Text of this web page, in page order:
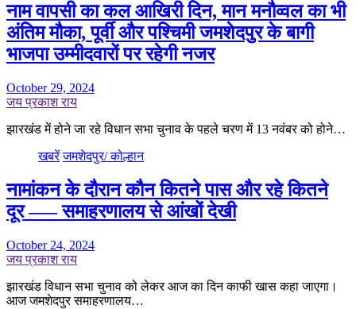
नाम वापसी का कल आखिरी दिन, मान मनौव्वल का भी
अंतिम मौका, पूर्वी और पश्चिमी जमशेदपुर के बागी
भाजपा उम्मीदवारों पर रहेगी नजर
October 29, 2024
जय प्रकाश राय
झारखंड में होने जा रहे विधान सभा चुनाव के पहले चरण में 13 नवंबर को होने…
खबरें जमशेदपुर/ कोल्हान
नामांकन के दौरान कौन कितने पास और रहे कितने
दूर —– समाहरणालय से आंखों देखी
October 24, 2024
जय प्रकाश राय
झारखंड विधान सभा चुनाव को लेकर आज का दिन काफी खास कहा जाएगा।
आज जमशेदपुर समाहरणालय…